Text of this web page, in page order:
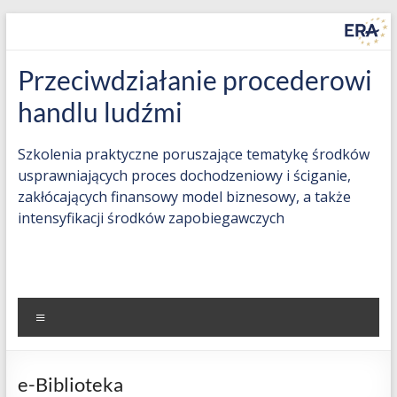
Countering
Trafficking
in
Human
Beings
oriented
training
to
Przeciwdziałanie procederowi
handlu ludźmi
Szkolenia praktyczne poruszające tematykę środków
usprawniających proces dochodzeniowy i ściganie,
zakłócających finansowy model biznesowy, a także
intensyfikacji środków zapobiegawczych
e-Biblioteka